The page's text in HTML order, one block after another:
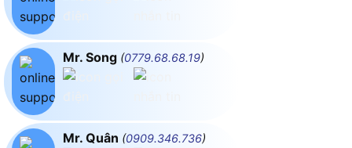
Mr. Song (0779.68.68.19)
Mr. Quân (0909.346.736)